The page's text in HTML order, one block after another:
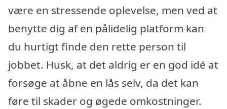
være en stressende oplevelse, men ved at
benytte dig af en pålidelig platform kan
du hurtigt finde den rette person til
jobbet. Husk, at det aldrig er en god idé at
forsøge at åbne en lås selv, da det kan
føre til skader og øgede omkostninger.